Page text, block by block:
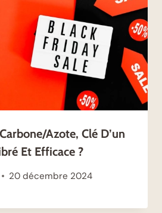
Azote, Clé D’un
Et Efficace ?
20 décembre 2024